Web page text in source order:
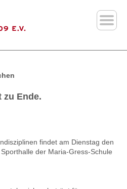
zu Ende.
findet am Dienstag den
der Maria-Gress-Schule